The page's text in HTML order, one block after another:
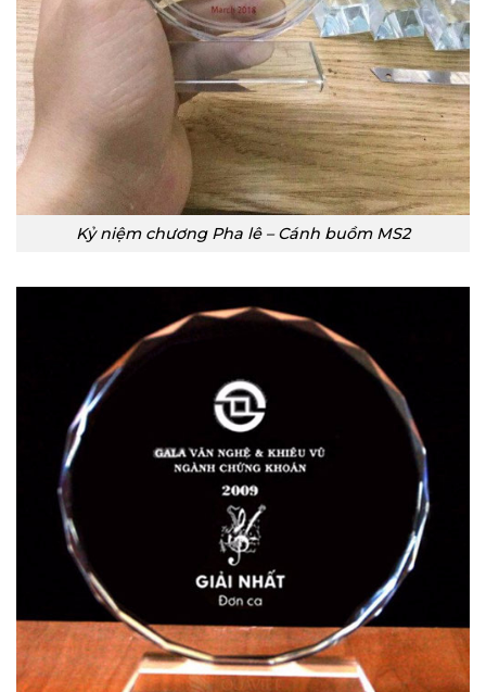
Kỷ niệm chương Pha lê – Cánh buồm MS2